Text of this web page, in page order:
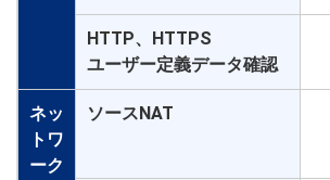
HTTP、HTTPS
ユーザー定義データ確認
ネッ
トワ
ーク
ソースNAT